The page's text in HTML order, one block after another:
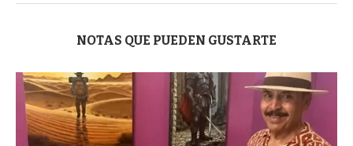
NOTAS QUE PUEDEN GUSTARTE